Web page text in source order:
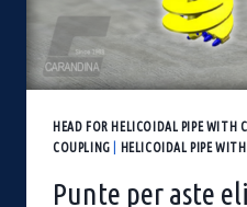
HEAD FOR HELICOIDAL PIPE WITH
COUPLING
HELICOIDAL PIPE
Punte per aste